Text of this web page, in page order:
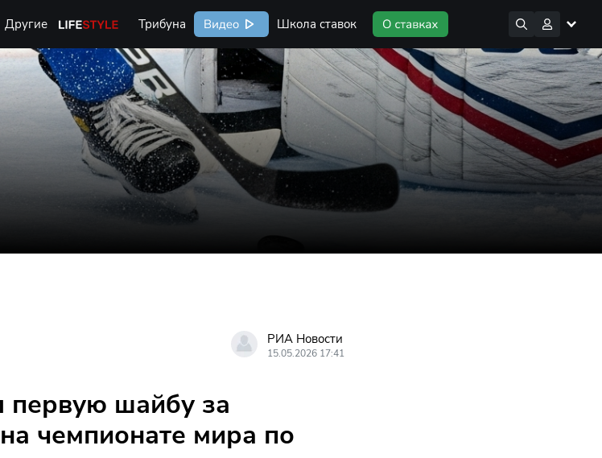
Другие Life Style Трибуна Видео Школа ставок
РИА Новости
15.05.2026 17:41
первую шайбу за
чемпионате мира по